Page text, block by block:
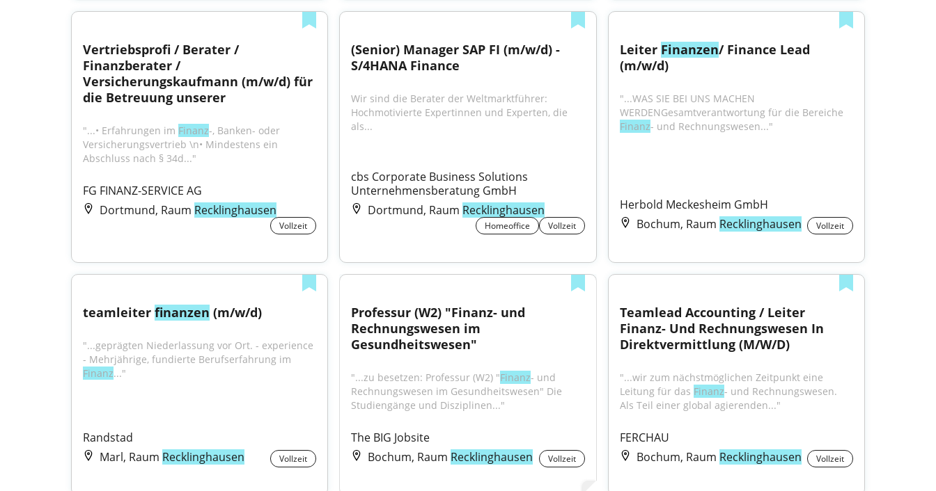
Vertriebsprofi / Berater /
Finanzberater /
Versicherungskaufmann (m/w/d) für
die Betreuung unserer
"...• Erfahrungen im Finanz-, Banken- oder
Versicherungsvertrieb \n• Mindestens ein
Abschluss nach § 34d..."
FG FINANZ-SERVICE AG
Dortmund, Raum Recklinghausen
Vollzeit
(Senior) Manager SAP FI (m/w/d) -
S/4HANA Finance
Wir sind die Berater der Weltmarktführer:
Hochmotivierte Expertinnen und Experten, die
als...
cbs Corporate Business Solutions
Unternehmensberatung GmbH
Dortmund, Raum Recklinghausen
Homeoffice Vollzeit
Leiter Finanzen/ Finance Lead
(m/w/d)
"...WAS SIE BEI UNS MACHEN
Finanz- und Rechnungswesen..."
Herbold Meckesheim GmbH
Bochum, Raum Recklinghausen Vollzeit
teamleiter finanzen (m/w/d)
"...geprägten Niederlassung vor Ort. - experience
Finanz..."
Randstad
Marl, Raum Recklinghausen Vollzeit
Professur (W2) "Finanz- und
Rechnungswesen im
Gesundheitswesen"
"...zu besetzen: Professur (W2) "Finanz- und
Rechnungswesen im Gesundheitswesen" Die
Studiengänge und Disziplinen..."
The BIG Jobsite
Bochum, Raum Recklinghausen Vollzeit
Teamlead Accounting / Leiter
Finanz- Und Rechnungswesen In
Direktvermittlung (M/W/D)
"...wir zum nächstmöglichen Zeitpunkt eine
Leitung für das Finanz- und Rechnungswesen.
Als Teil einer global agierenden..."
FERCHAU
Bochum, Raum Recklinghausen Vollzeit